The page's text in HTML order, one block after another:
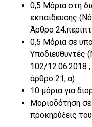
0,5 Μόρια στη
εκπαίδευσης
Άρθρο
0,5 Μόρια σε
Υποδιευθυντές
102/12.06.2018
άρθρο 21, α)
10 μόρια για
Μοριοδότηση
προκηρύξεις